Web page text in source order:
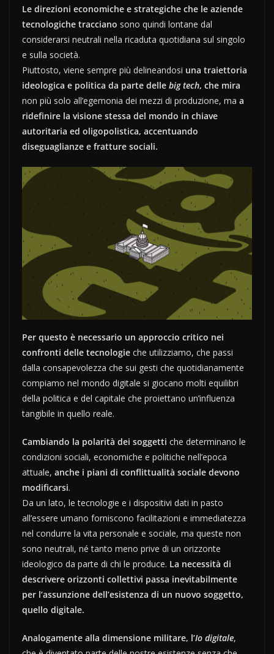
Le direzioni economiche e strategiche che le aziende
tecnologiche tracciano sono quindi lontane dal
considerarsi neutrali nella ricaduta quotidiana sul singolo
e sulla società.
Piuttosto, viene sempre più delineandosi una traiettoria
ideologica e politica da parte delle big tech, che mira
non più solo all’egemonia dei mezzi di produzione, ma a
ridefinire la visione stessa del mondo in chiave
autoritaria ed oligopolistica, accentuando
diseguaglianze e fratture sociali.
Per questo è necessario un approccio critico nei
confronti delle tecnologie che utilizziamo, che passi
dalla consapevolezza che sui gesti che quotidianamente
compiamo nel mondo digitale si giocano molti equilibri
della politica e del capitale che proiettano un’influenza
tangibile in quello reale.
Cambiando la polarità dei soggetti che determinano le
condizioni sociali, economiche e politiche nell’epoca
attuale, anche i piani di conflittualità sociale devono
modificarsi.
Da un lato, le tecnologie e i dispositivi dati in pasto
all’essere umano forniscono facilitazioni e immediatezza
nel condurre la vita personale e sociale, ma queste non
sono neutrali, né tanto meno prive di un orizzonte
ideologico da parte di chi le produce. La necessità di
descrivere orizzonti collettivi passa inevitabilmente
per l’assunzione dell’esistenza di un nuovo soggetto,
quello digitale.
Analogamente alla dimensione militare, l’Io digitale,